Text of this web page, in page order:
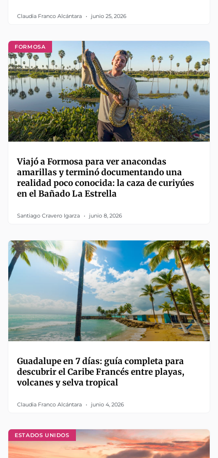
Claudia Franco Alcántara junio 25, 2026
FORMOSA
Viajó a Formosa para ver anacondas
amarillas y terminó documentando una
realidad poco conocida: la caza de curiyúes
en el Bañado La Estrella
Santiago Cravero Igarza junio 8, 2026
Guadalupe en 7 días: guía completa para
descubrir el Caribe Francés entre playas,
volcanes y selva tropical
Claudia Franco Alcántara junio 4, 2026
ESTADOS UNIDOS